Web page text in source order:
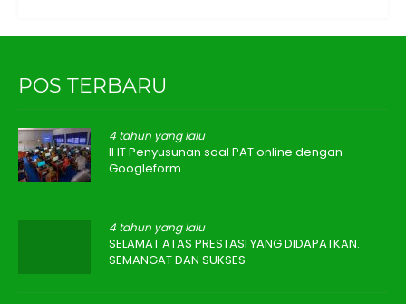
POS TERBARU
4 tahun yang lalu
IHT Penyusunan soal PAT online dengan
Googleform
4 tahun yang lalu
SELAMAT ATAS PRESTASI YANG DIDAPATKAN.
SEMANGAT DAN SUKSES